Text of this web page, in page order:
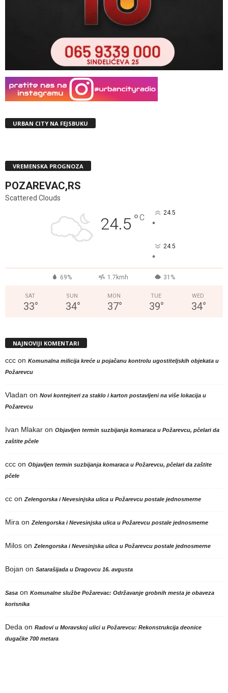
URBAN CITY NA FEJSBUKU
VREMENSKA PROGNOZA
POZAREVAC,RS
Scattered Clouds
24.5 °C 24.5
°
24.5
°
69% 1.7kmh 31%
SAT
33°
SUN
34°
MON
37°
TUE
39°
WED
34°
NAJNOVIJI KOMENTARI
ccc on Komunalna milicija kreće u pojačanu kontrolu ugostiteljskih objekata u
Požarevcu
Vladan on Novi kontejneri za staklo i karton postavljeni na više lokacija u
Požarevcu
Ivan Mlakar on Objavljen termin suzbijanja komaraca u Požarevcu, pčelari da
zaštite pčele
ccc on Objavljen termin suzbijanja komaraca u Požarevcu, pčelari da zaštite
pčele
cc on Zelengorska i Nevesinjska ulica u Požarevcu postale jednosmerne
Mira on Zelengorska i Nevesinjska ulica u Požarevcu postale jednosmerne
Milos on Zelengorska i Nevesinjska ulica u Požarevcu postale jednosmerne
Bojan on Satarašijada u Dragovcu 16. avgusta
Sasa on Komunalne službe Požarevac: Održavanje grobnih mesta je obaveza
korisnika
Deda on Radovi u Moravskoj ulici u Požarevcu: Rekonstrukcija deonice
dugačke 700 metara